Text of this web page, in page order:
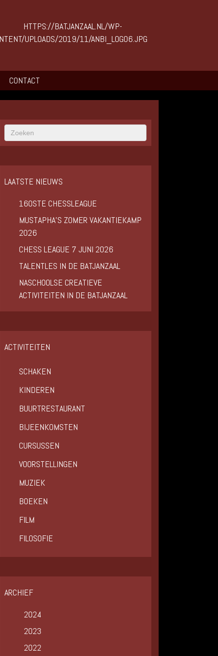
CONTACT
LAATSTE NIEUWS
160STE CHESSLEAGUE
MUSTAPHA’S ZOMER VAKANTIEKAMP
2026
CHESS LEAGUE 7 JUNI 2026
TALENTLES IN DE BATJANZAAL
NASCHOOLSE CREATIEVE
ACTIVITEITEN IN DE BATJANZAAL
ACTIVITEITEN
SCHAKEN
KINDEREN
BUURTRESTAURANT
BIJEENKOMSTEN
CURSUSSEN
VOORSTELLINGEN
MUZIEK
BOEKEN
FILM
FILOSOFIE
ARCHIEF
2024
2023
2022